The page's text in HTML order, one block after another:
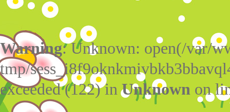
Warning: Unknown: open(/var/
tmp/
exceeded (122) inUnknown on